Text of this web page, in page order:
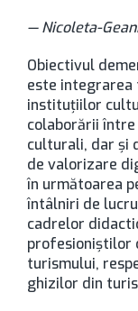
— Nicoleta-
Obiectivul
este integrarea
instituțiilor
colaborării
culturali, dar și
de valorizare
în următoarea
întâlniri de
cadrelor
profesioniștilor
turismului,
ghizilor din